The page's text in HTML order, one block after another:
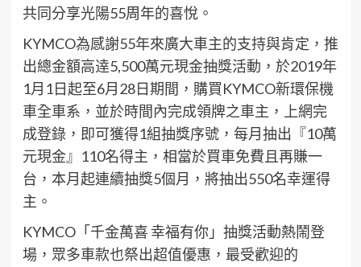
共同分享光陽55周年的喜悅。
KYMCO為感謝55年來廣大車主的支持與肯定，推
出總金額高逹5,500萬元現金抽獎活動，於2019年
1月1日起至6月28日期間，購買KYMCO新環保機
車全車系，並於時間內完成領牌之車主，上網完
成登錄，即可獲得1組抽獎序號，每月抽出『10萬
元現金』110名得主，相當於買車免費且再賺一
台，本月起連續抽獎5個月，將抽出550名幸運得
主。
KYMCO「千金萬喜 幸福有你」抽獎活動熱鬧登
場，眾多車款也祭出超值優惠，最受歡迎的